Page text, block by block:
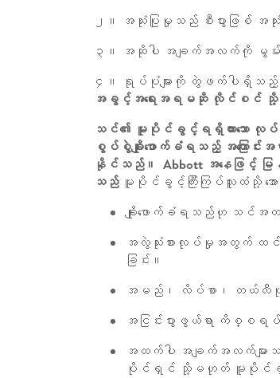
၂။ အသုံးပြုမှုသည် စီးပွားဖြစ်
၃။ အဆိုပါ အချက်အလက်ကို မွမ်း
၄။ ရုပ်ပုံများကို တွဲဖက်ပါရှိသည့် စာ
အခွင့်အရေးအရမဆို လိုင်စင် သို့
သင်၏ မူပိုင်ခွင့်ရရှိထားသော လုပ်
စွပ်စွဲချိုးဖောက်ခံရသည့် အကြောင်းအ
နိုင်သည်။ Abbott အနေဖြင့် မ
သည် မူပိုင်ခွင့်ကြီးကြပ်သူထံသို့ အောက်
ချိုးဖောက်ခံရသည်ဟု သင်
အလွဲသုံးစားလုပ်မှုအတွက် ထင်ရှား
ခြင်း။
အမည်၊ လိပ်စာ၊ တယ်လီဖု
အငြင်းပွားဖွယ်ရာ ကိစ္စရပ်မ
အထက်ပါ အချက်အလက်မျာ
ပိုင်ရှင် သို့မဟုတ် မူပိုင်ခွင့်ပိုင်